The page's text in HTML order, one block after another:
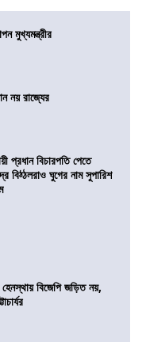
মুখ্যমন্ত্রীর
নয় রাজ্যের
প্রধান বিচারপতি পেতে
বিঠ্ঠলরাও ঘুগের নাম সুপারিশ
বিজেপি জড়িত নয়,